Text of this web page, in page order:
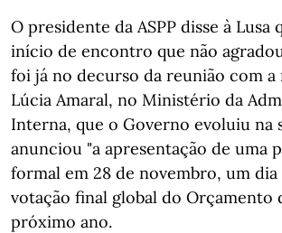
O presidente da ASPP disse à Lusa
início de encontro que não
foi já no decurso da reunião com
Lúcia Amaral, no Ministério da
Interna, que o Governo evoluiu na
anunciou "a apresentação de uma
formal em 28 de novembro, um dia
votação final global do Orçamento
próximo ano.